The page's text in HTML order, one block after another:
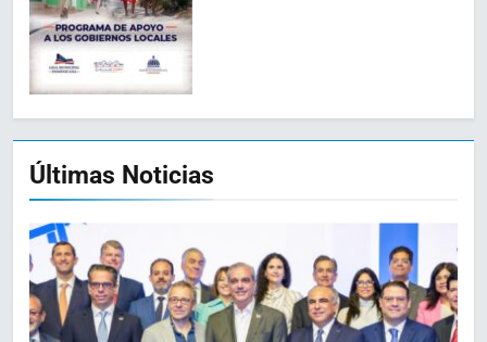
Últimas Noticias